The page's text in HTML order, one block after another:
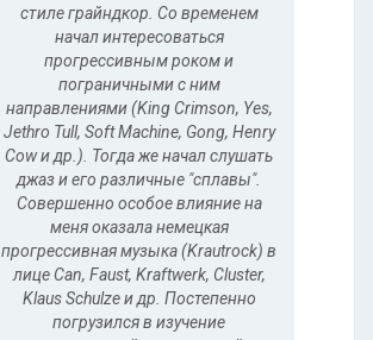
стиле грайндкор. Со временем
начал интересоваться
прогрессивным роком и
пограничными с ним
направлениями (King Crimson, Yes,
Jethro Tull, Soft Machine, Gong, Henry
Cow и др.). Тогда же начал слушать
джаз и его различные "сплавы".
Совершенно особое влияние на
меня оказала немецкая
прогрессивная музыка (Krautrock) в
лице Can, Faust, Kraftwerk, Cluster,
Klaus Schulze и др. Постепенно
погрузился в изучение